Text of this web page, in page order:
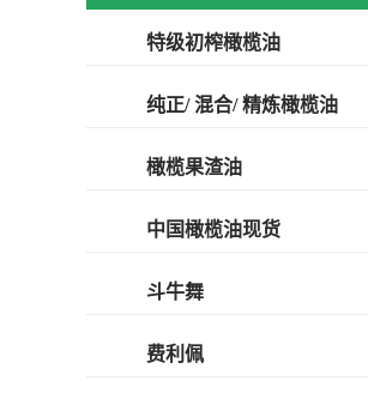
特级初榨橄榄油
纯正/ 混合/ 精炼橄榄油
橄榄果渣油
中国橄榄油现货
斗牛舞
费利佩